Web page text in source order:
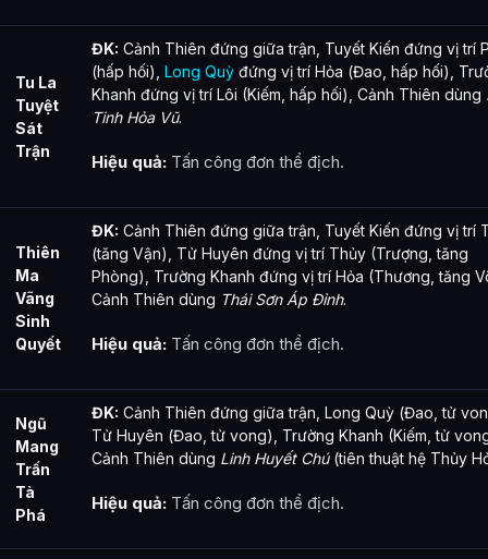
Tu La
Tuyệt
Sát
Trận
ĐK: Cảnh Thiên đứng giữa trận, Tuyết Kiến đứng vị trí
(hấp hối), Long Quỳ đứng vị trí Hỏa (Đao, hấp hối),
Khanh đứng vị trí Lôi (Kiếm, hấp hối), Cảnh Thiên dùng
Tinh Hỏa Vũ.
Hiệu quả: Tấn công đơn thể địch.
Thiên
Ma
Vãng
Sinh
Quyết
ĐK: Cảnh Thiên đứng giữa trận, Tuyết Kiến đứng vị trí
(tăng Vận), Tử Huyên đứng vị trí Thủy (Trượng, tăng
Phòng), Trường Khanh đứng vị trí Hỏa (Thương, tăng
Cảnh Thiên dùng Thái Sơn Áp Đỉnh.
Hiệu quả: Tấn công đơn thể địch.
Ngũ
Mang
Trấn
Tà
Phá
ĐK: Cảnh Thiên đứng giữa trận, Long Quỳ (Đao, tử
Tử Huyên (Đao, tử vong), Trường Khanh (Kiếm, tử
Cảnh Thiên dùng Linh Huyết Chú(tiên thuật hệ Thủy
Hiệu quả: Tấn công đơn thể địch.